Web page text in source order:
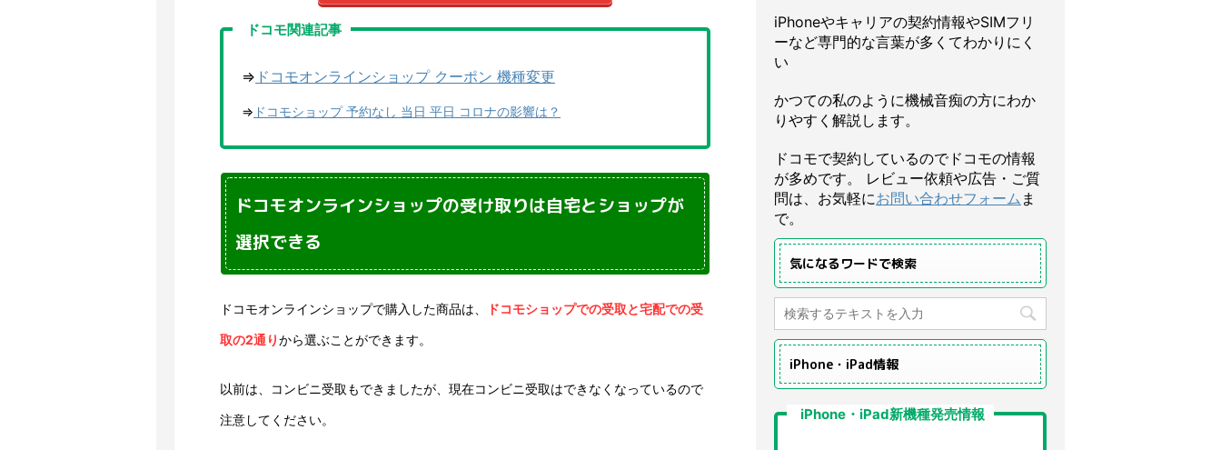
ドコモ関連記事
⇒ ドコモオンラインショップ クーポン 機種変更
⇒ ドコモショップ 予約なし 当日 平日 コロナの影響は？
ドコモオンラインショップの受け取りは自宅とショップが
選択できる
ドコモオンラインショップで購入した商品は、
ドコモショップでの受取と宅配での受
取の2通りから選ぶことができます。
以前は、コンビニ受取もできましたが、現在コンビニ受取はできなくなっているので
注意してください。
iPhoneやキャリアの契約情報やSIMフリ
ーなど専門的な言葉が多くてわかりにく
い
かつての私のように機械音痴の方にわか
りやすく解説します。
ドコモで契約しているのでドコモの情報
が多めです。 レビュー依頼や広告・ご質
問は、お気軽にお問い合わせフォーム ま
で。
気になるワードで検索
iPhone・iPad情報
iPhone・iPad新機種発売情報